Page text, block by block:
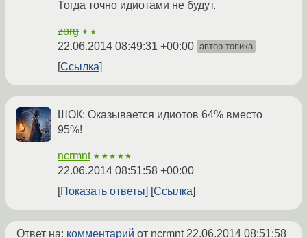
Тогда точно идиотами не будут.
zorg ★★
22.06.2014 08:49:31 +00:00 автор топика
Ссылка
ШОК: Оказывается идиотов 64% вместо
95%!
ncrmnt ★★★★★
22.06.2014 08:51:58 +00:00
Показать ответы
Ссылка
Ответ на: комментарий от ncrmnt22.06.2014 08:51:58